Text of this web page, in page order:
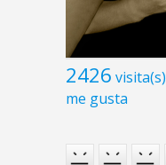
2426 visita(s)
me gusta